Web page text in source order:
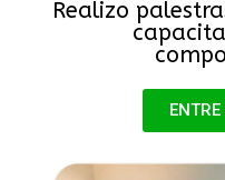
Realizo